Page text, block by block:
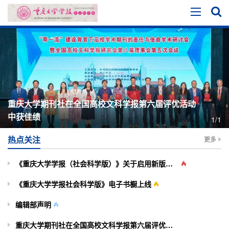
重庆大学期刊社在全国高校文科学报第六届评优活动
中获佳绩
1/1
热点关注 更多
《重庆大学学报（社会科学版）》关于启用新版投审稿系统的通知
《重庆大学学报社会科学版》电子书橱上线
编辑部声明
重庆大学期刊社在全国高校文科学报第六届评优活动中获佳绩